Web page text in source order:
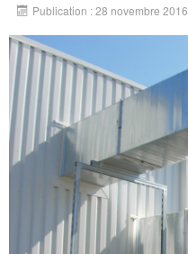
Publication : 28 novembre 2016